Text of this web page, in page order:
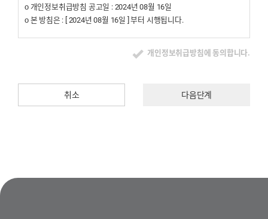
6. 패스워드(PASSWORD) : 회원의 정보 보호를 위해 이용자 자신이
설정한 영문자와 숫자, 특수문자의 조합
있으며, 변경된 약관의 효력 발생일로부터 7일 이후에도 거부의사를
표시하지 아니하고 서비스를 계속 사용할 경우 약관의 변경 사항에
거부의사를 표시하지 아니하고 서비스를 계속 사용할 경우 약관의 변경
ο 개인정보취급방침 공고일 : 2024년 08월 16일
ο 본 방침은 : [ 2024년 08월 16일 ] 부터 시행됩니다.
회사는 귀하께서 회사의 개인정보보호방침 또는 이용약관의 내용에
있는 절차를 마련하여, 「동의한다」버튼을 클릭하면 개인정보 수집에
대해 동의한 것으로 봅니다.
동의철회를 요청할 수 있으며, 이러한 요청이 있을 경우 회사는
개인정보취급방침에 동의합니다.
취소 다음단계